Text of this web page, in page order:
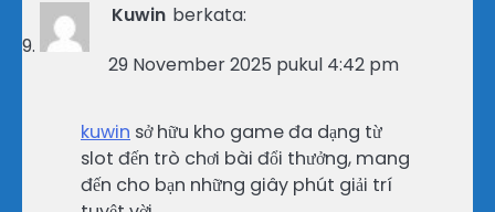
Kuwin berkata:
29 November 2025 pukul 4:42 pm
kuwin sở hữu kho game đa dạng từ
slot đến trò chơi bài đổi thưởng, mang
đến cho bạn những giây phút giải trí